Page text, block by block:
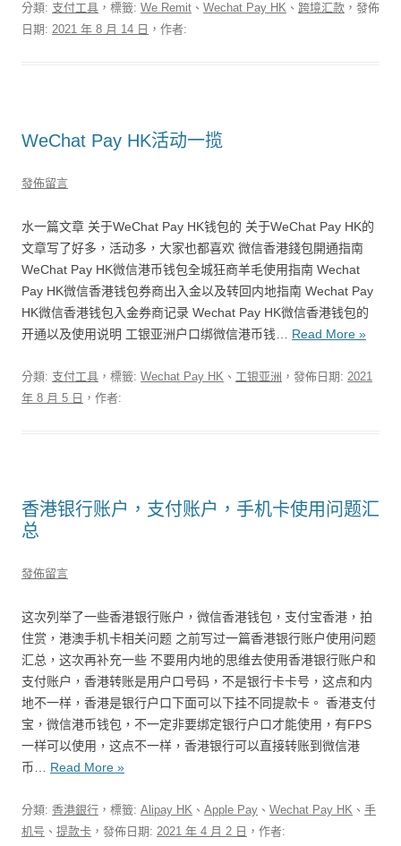
分類: 支付工具 ，標籤: We Remit 、 Wechat Pay HK 、 跨境汇款 ，發佈
日期: 2021 年 8 月 14 日 ，作者:
WeChat Pay HK活动一揽
發佈留言
水一篇文章 关于WeChat Pay HK钱包的 关于WeChat Pay HK的
文章写了好多，活动多，大家也都喜欢 微信香港錢包開通指南
WeChat Pay HK微信港币钱包全城狂商羊毛使用指南 Wechat
Pay HK微信香港钱包券商出入金以及转回内地指南 Wechat Pay
HK微信香港钱包入金券商记录 Wechat Pay HK微信香港钱包的
开通以及使用说明 工银亚洲户口绑微信港币钱… Read More »
分類: 支付工具 ，標籤: Wechat Pay HK 、 工银亚洲 ，發佈日期: 2021
年 8 月 5 日 ，作者:
香港银行账户，支付账户，手机卡使用问题汇
总
發佈留言
这次列举了一些香港银行账户，微信香港钱包，支付宝香港，拍
住赏，港澳手机卡相关问题 之前写过一篇香港银行账户使用问题
汇总，这次再补充一些 不要用内地的思维去使用香港银行账户和
支付账户，香港转账是用户口号码，不是银行卡卡号，这点和内
地不一样，香港是银行户口下面可以下挂不同提款卡。 香港支付
宝，微信港币钱包，不一定非要绑定银行户口才能使用，有FPS
一样可以使用，这点不一样，香港银行可以直接转账到微信港
币… Read More »
分類: 香港銀行 ，標籤: Alipay HK 、 Apple Pay 、 Wechat Pay HK 、 手
机号 、 提款卡 ，發佈日期: 2021 年 4 月 2 日 ，作者: